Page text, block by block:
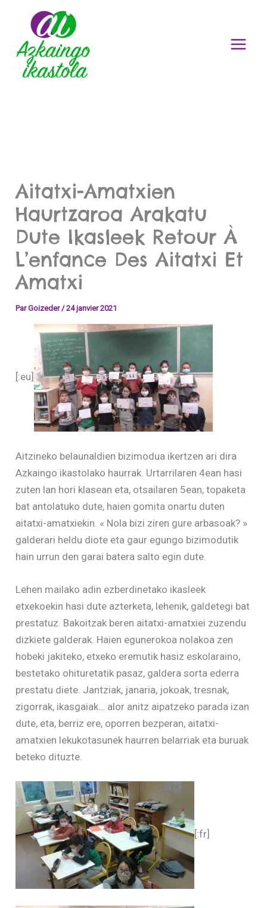
contenu
Aitatxi-Amatxien
Haurtzaroa Arakatu
Dute Ikasleek Retour À
L’enfance Des Aitatxi Et
Amatxi
ParGoizeder /24 janvier 2021
[:eu]
Aitzineko belaunaldien bizimodua ikertzen ari dira
Azkaingo ikastolako haurrak. Urtarrilaren 4ean hasi
zuten lan hori klasean eta, otsailaren 5ean, topaketa
bat antolatuko dute, haien gomita onartu duten
aitatxi-amatxiekin. « Nola bizi ziren gure arbasoak? »
galderari heldu diote eta gaur egungo bizimodutik
hain urrun den garai batera salto egin dute.
Lehen mailako adin ezberdinetako ikasleek
etxekoekin hasi dute azterketa, lehenik, galdetegi bat
prestatuz. Bakoitzak beren aitatxi-amatxiei zuzendu
dizkiete galderak. Haien egunerokoa nolakoa zen
hobeki jakiteko, etxeko eremutik hasiz eskolaraino,
bestetako ohituretatik pasaz, galdera sorta ederra
prestatu diete. Jantziak, janaria, jokoak, tresnak,
zigorrak, ikasgaiak… alor anitz aipatzeko parada izan
dute, eta, berriz ere, oporren bezperan, aitatxi-
amatxien lekukotasunek haurren belarriak eta buruak
beteko dituzte.
[:fr]